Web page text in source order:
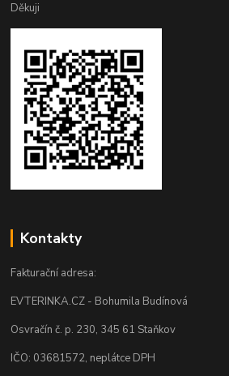
Děkuji
Kontakty
Fakturační adresa:
EVTERINKA.CZ - Bohumila Budínová
Osvračín č. p. 230, 345 61 Staňkov
IČO: 03681572, neplátce DPH